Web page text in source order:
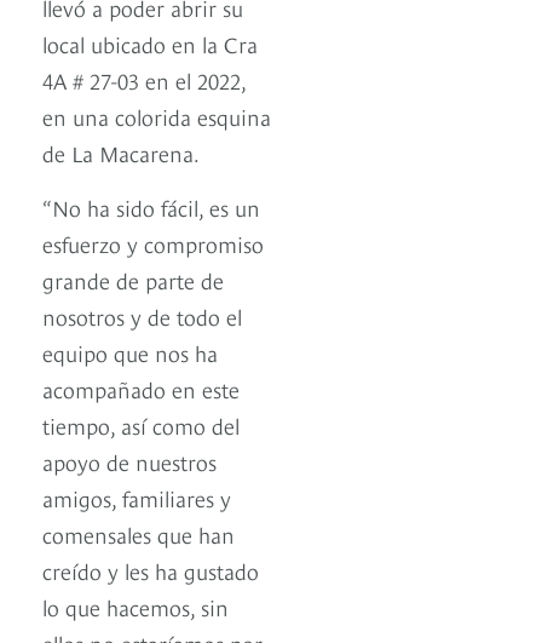
llevó a poder abrir su
local ubicado en la Cra
4A # 27-03 en el 2022,
en una colorida esquina
de La Macarena.
“No ha sido fácil, es un
esfuerzo y compromiso
grande de parte de
nosotros y de todo el
equipo que nos ha
acompañado en este
tiempo, así como del
apoyo de nuestros
amigos, familiares y
comensales que han
creído y les ha gustado
lo que hacemos, sin